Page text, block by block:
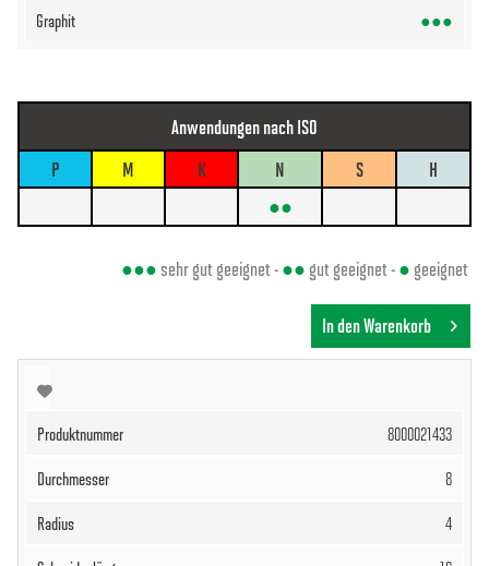
●●●
Anwendungen nach ISO
P
M K N S
H
●●
●●●sehr gut geeignet -●● gut geeignet -● geeignet
In den Warenkorb
8000021433
8
4